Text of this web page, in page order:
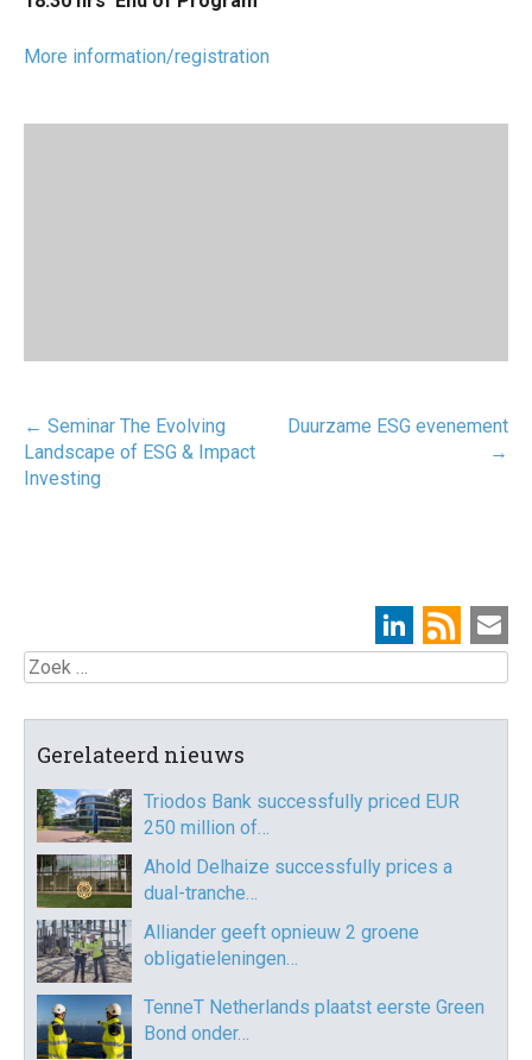
More information/registration
Post
navigatie
← Seminar The Evolving
Landscape of ESG & Impact
Investing
Duurzame ESG evenement
→
Zoek
Gerelateerd nieuws
Triodos Bank successfully priced EUR
250 million of…
Ahold Delhaize successfully prices a
dual-tranche…
Alliander geeft opnieuw 2 groene
obligatieleningen…
TenneT Netherlands plaatst eerste Green
Bond onder…